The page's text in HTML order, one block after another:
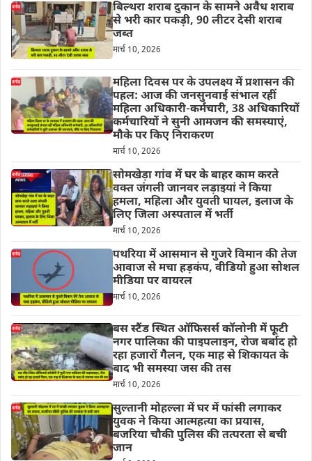
बिल्थरा शराब दुकान के सामने अवैध शराब
से भरी कार पकड़ी, 90 लीटर देसी शराब
जब्त
मार्च 10, 2026
महिला दिवस पर के उपलक्ष्य में प्रशासन की
पहल: आज की जनसुनवाई संभाल रहीं
महिला अधिकारी-कर्मचारी, 38 अधिकारियों
कर्मचारियों ने सुनी आमजन की समस्याएं,
मौके पर किए निराकरण
मार्च 10, 2026
सोमखेड़ा गांव में घर के बाहर काम करते
वक्त जंगली जानवर लड़ाइयां ने किया
हमला, महिला और युवती घायल, इलाज के
लिए जिला अस्पताल में भर्ती
मार्च 10, 2026
पथरिया में आसमान से गुजरे विमान की तेज
आवाज से मचा हड़कंप, वीडियो हुआ सोशल
मीडिया पर वायरल
मार्च 10, 2026
बस स्टैंड स्थित ऑफिसर्स कॉलोनी में फूटी
नगर पालिका की पाइपलाइन, रोज बर्बाद हो
रहा हजारों गैलन, एक माह से शिकायत के
बाद भी समस्या जस की तस
मार्च 10, 2026
सुल्तानी मोहल्ला में घर में फांसी लगाकर
युवक ने किया आत्महत्या का प्रयास,
बजरिया चौकी पुलिस की तत्परता से बची
जान